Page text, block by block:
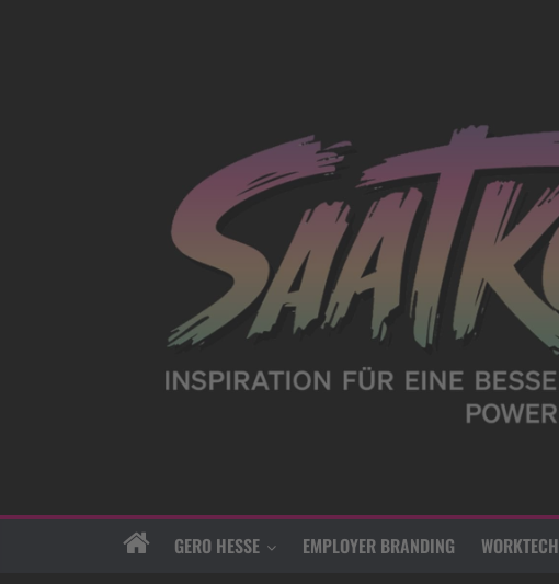
GERO HESSE EMPLOYER BRANDING WORKTECH